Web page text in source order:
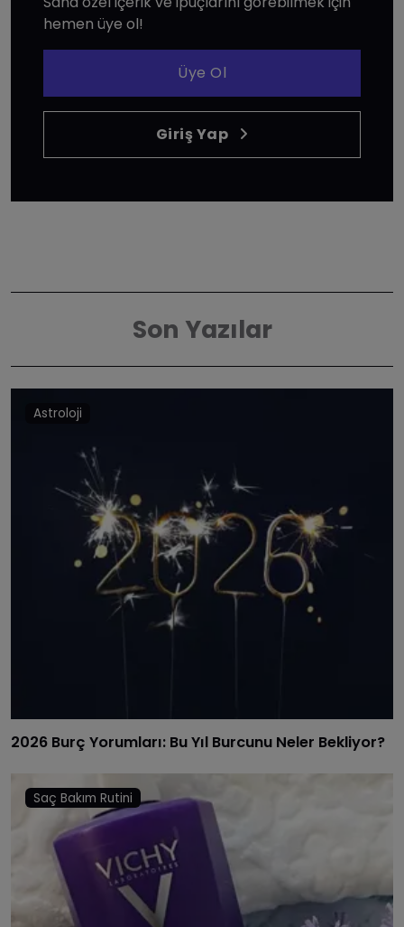
hemen üye ol!
Üye Ol
Giriş Yap
Son Yazılar
Astroloji
2026 Burç Yorumları: Bu Yıl Burcunu Neler Bekliyor?
Saç Bakım Rutini